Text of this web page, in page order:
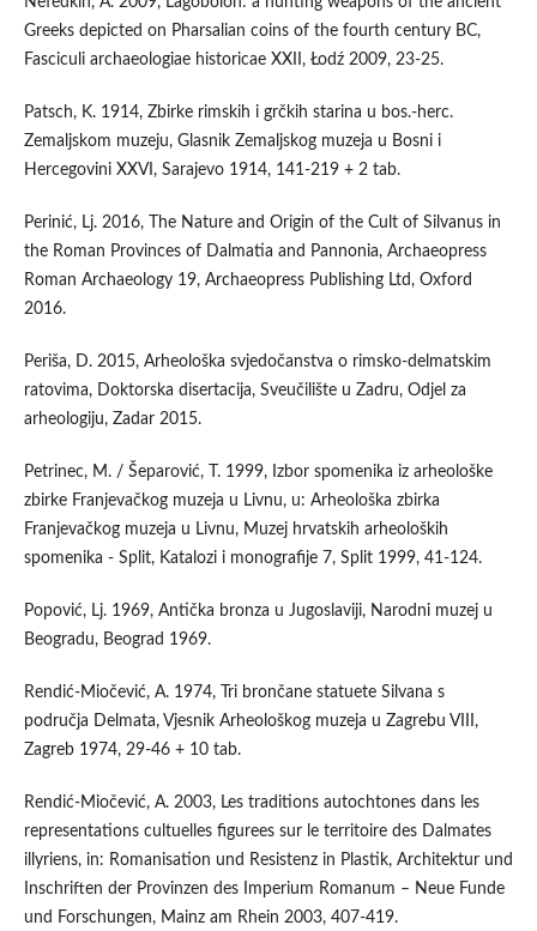
Greeks depicted on Pharsalian coins of the fourth century BC,
Fasciculi archaeologiae historicae XXII, Łodź 2009, 23-25.
Patsch, K. 1914, Zbirke rimskih i grčkih starina u bos.-herc.
Zemaljskom muzeju, Glasnik Zemaljskog muzeja u Bosni i
Hercegovini XXVI, Sarajevo 1914, 141-219 + 2 tab.
Perinić, Lj. 2016, The Nature and Origin of the Cult of Silvanus in
the Roman Provinces of Dalmatia and Pannonia, Archaeopress
Roman Archaeology 19, Archaeopress Publishing Ltd, Oxford
2016.
Periša, D. 2015, Arheološka svjedočanstva o rimsko-delmatskim
ratovima, Doktorska disertacija, Sveučilište u Zadru, Odjel za
arheologiju, Zadar 2015.
Petrinec, M. / Šeparović, T. 1999, Izbor spomenika iz arheološke
zbirke Franjevačkog muzeja u Livnu, u: Arheološka zbirka
Franjevačkog muzeja u Livnu, Muzej hrvatskih arheoloških
spomenika - Split, Katalozi i monografije 7, Split 1999, 41-124.
Popović, Lj. 1969, Antička bronza u Jugoslaviji, Narodni muzej u
Beogradu, Beograd 1969.
Rendić-Miočević, A. 1974, Tri brončane statuete Silvana s
područja Delmata, Vjesnik Arheološkog muzeja u Zagrebu VIII,
Zagreb 1974, 29-46 + 10 tab.
Rendić-Miočević, A. 2003, Les traditions autochtones dans les
representations cultuelles figurees sur le territoire des Dalmates
illyriens, in: Romanisation und Resistenz in Plastik, Architektur und
Inschriften der Provinzen des Imperium Romanum – Neue Funde
und Forschungen, Mainz am Rhein 2003, 407-419.